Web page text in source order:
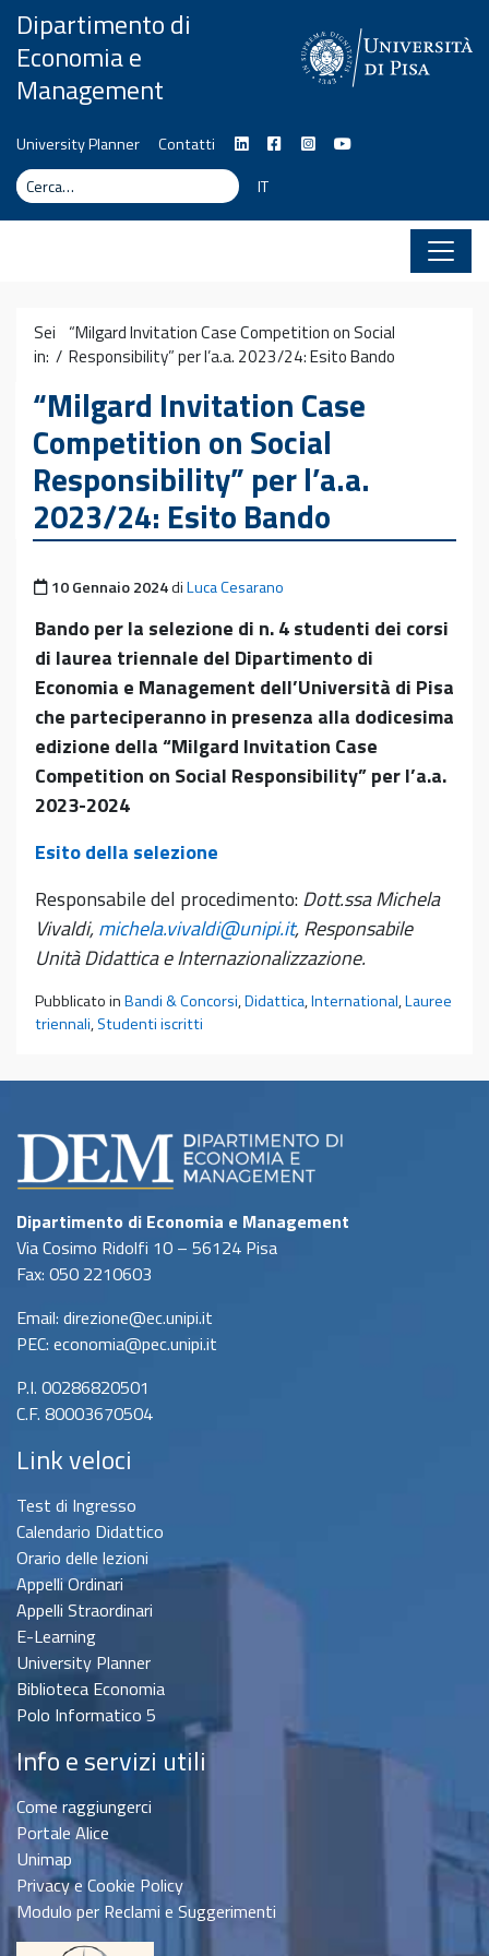
Vai al contenuto
Dipartimento di
Economia e
Management
University Planner
Contatti
Cerca
CercaIT
Sei
in: /
“Milgard Invitation Case Competition on Social
Responsibility” per l’a.a. 2023/24: Esito Bando
“Milgard Invitation Case
Competition on Social
Responsibility” per l’a.a.
2023/24: Esito Bando
Pubblicato il
10 Gennaio 2024diLuca Cesarano
Bando per la selezione di n. 4 studenti dei corsi
di laurea triennale del Dipartimento di
Economia e Management dell’Università di Pisa
che parteciperanno in presenza alla dodicesima
edizione della “Milgard Invitation Case
Competition on Social Responsibility” per l’a.a.
2023-2024
Esito della selezione
Responsabile del procedimento:Dott.ssa Michela
Vivaldi,michela.vivaldi@unipi.it,Responsabile
Unità Didattica e Internazionalizzazione.
Pubblicato inBandi & Concorsi,Didattica,International,Lauree
triennali,Studenti iscritti
Dipartimento di Economia e Management
Via Cosimo Ridolfi 10 – 56124 Pisa
Fax: 050 2210603
Email: direzione@ec.unipi.it
PEC: economia@pec.unipi.it
P.I. 00286820501
C.F. 80003670504
Link veloci
Test di Ingresso
Calendario Didattico
Orario delle lezioni
Appelli Ordinari
Appelli Straordinari
E-Learning
University Planner
Biblioteca Economia
Polo Informatico 5
Info e servizi utili
Come raggiungerci
Portale Alice
Unimap
Privacy e Cookie Policy
Modulo per Reclami e Suggerimenti